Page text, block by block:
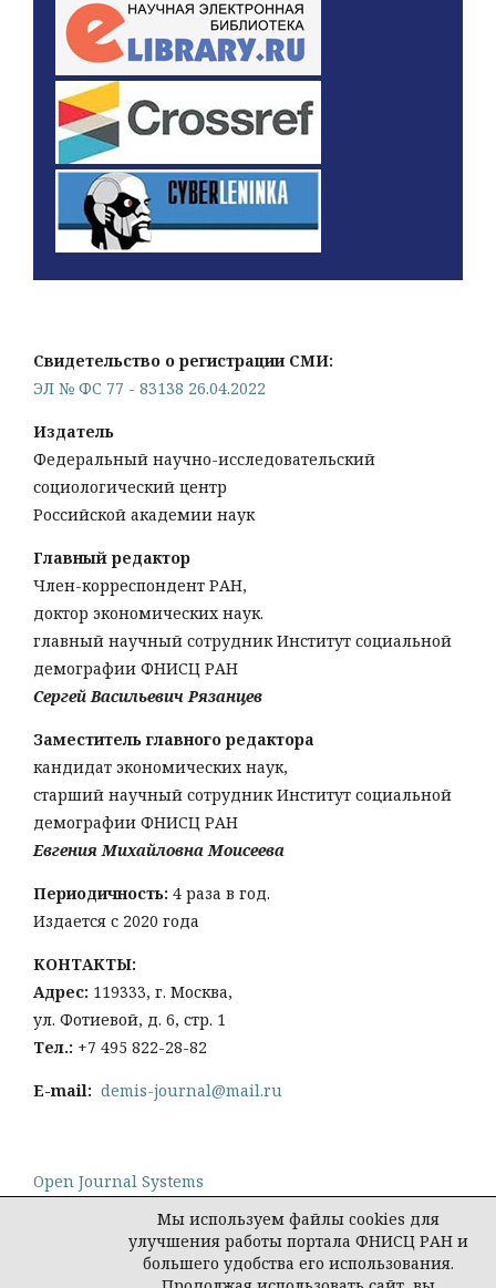
Свидетельство о регистрации СМИ:
ЭЛ № ФС 77 - 83138 26.04.2022
Издатель
Федеральный научно-исследовательский
социологический центр
Российской академии наук
Главный редактор
Член-корреспондент РАН,
доктор экономических наук.
главный научный сотрудник Институт социальной
демографии ФНИСЦ РАН
Сергей Васильевич Рязанцев
Заместитель главного редактора
кандидат экономических наук,
старший научный сотрудник Институт социальной
демографии ФНИСЦ РАН
Евгения Михайловна Моисеева
Периодичность: 4 раза в год.
Издается с 2020 года
КОНТАКТЫ:
Адрес: 119333, г. Москва,
ул. Фотиевой, д. 6, стр. 1
Тел.: +7 495 822-28-82
E-mail: demis-journal@mail.ru
Open Journal Systems
Мы используем файлы cookies для
улучшения работы портала ФНИСЦ РАН и
большего удобства его использования.